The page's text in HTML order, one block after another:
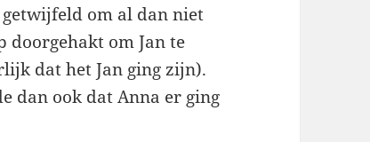
getwijfeld om al dan niet
doorgehakt om Jan te
dat het Jan ging zijn).
dan ook dat Anna er ging